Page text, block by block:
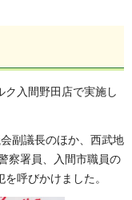
入間野田店で実施し
副議長のほか、西武地
察署員、入間市職員の
呼びかけました。